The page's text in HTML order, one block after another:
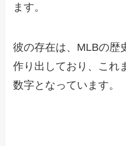
ます。
彼の存在は、MLBの歴
作り出しており、これ
数字となっています。